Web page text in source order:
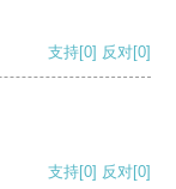
支持[0] 反对[0]
支持[0] 反对[0]